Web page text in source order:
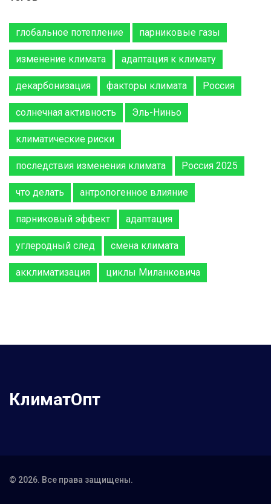
глобальное потепление парниковые газы
изменение климата адаптация к климату
декарбонизация факторы климата Россия
солнечная активность Эль-Ниньо
климатические риски
последствия изменения климата Россия 2025
что делать антропогенное влияние
парниковый эффект адаптация
углеродный след смена климата
акклиматизация циклы Миланковича
КлиматОпт
© 2026. Все права защищены.